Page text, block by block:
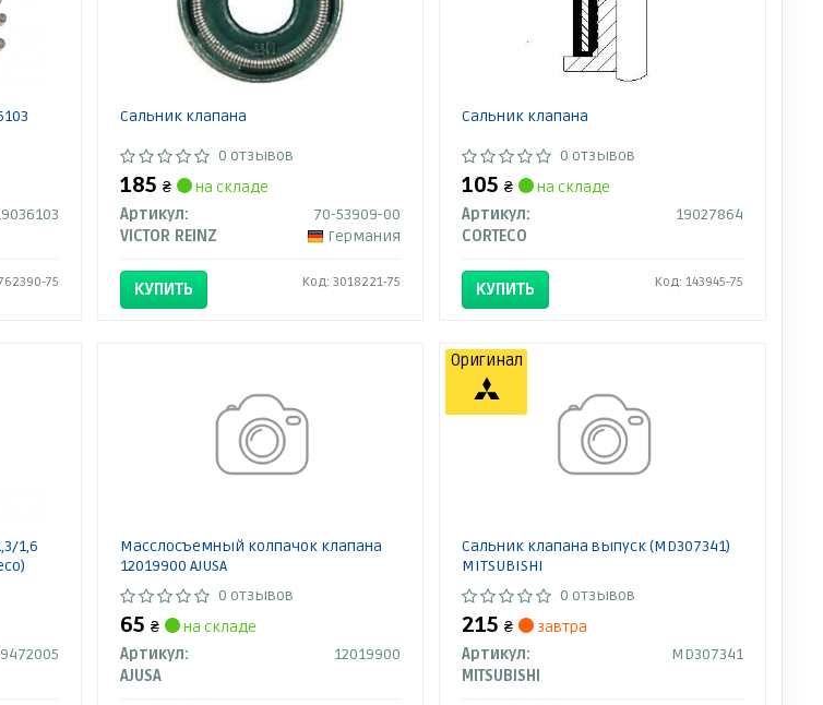
75
Сальник клапана
0 отзывов
185 ₴
на складе
Артикул:
70-53909-00
VICTOR REINZ
Германия
КУПИТЬ Код: 3018221-75
Сальник клапана
0 отзывов
105₴
на складе
Артикул:
19027864
CORTECO
КУПИТЬ Код: 143945-75
1,6
Масслосъемный колпачок клапана
12019900 AJUSA
0 отзывов
65 ₴
на складе
Артикул:
12019900
AJUSA
Сальник клапана выпуск (MD307341)
MITSUBISHI
0 отзывов
215₴
завтра
Артикул:
MD307341
MITSUBISHI
Оригинал